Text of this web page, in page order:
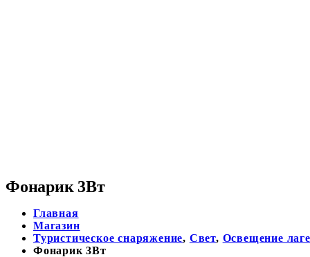
Фонарик 3Вт
Главная
Магазин
Туристическое снаряжение, Свет, Освещение
Фонарик 3Вт